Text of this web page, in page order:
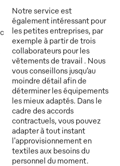
Notre service est
également intéressant pour
les petites entreprises, par
exemple à partir de trois
collaborateurs pour les
vêtements de travail . Nous
vous conseillons jusqu’au
moindre détail afin de
déterminer les équipements
les mieux adaptés. Dans le
cadre des accords
contractuels, vous pouvez
adapter à tout instant
l'approvisionnement en
textiles aux besoins du
personnel du moment.